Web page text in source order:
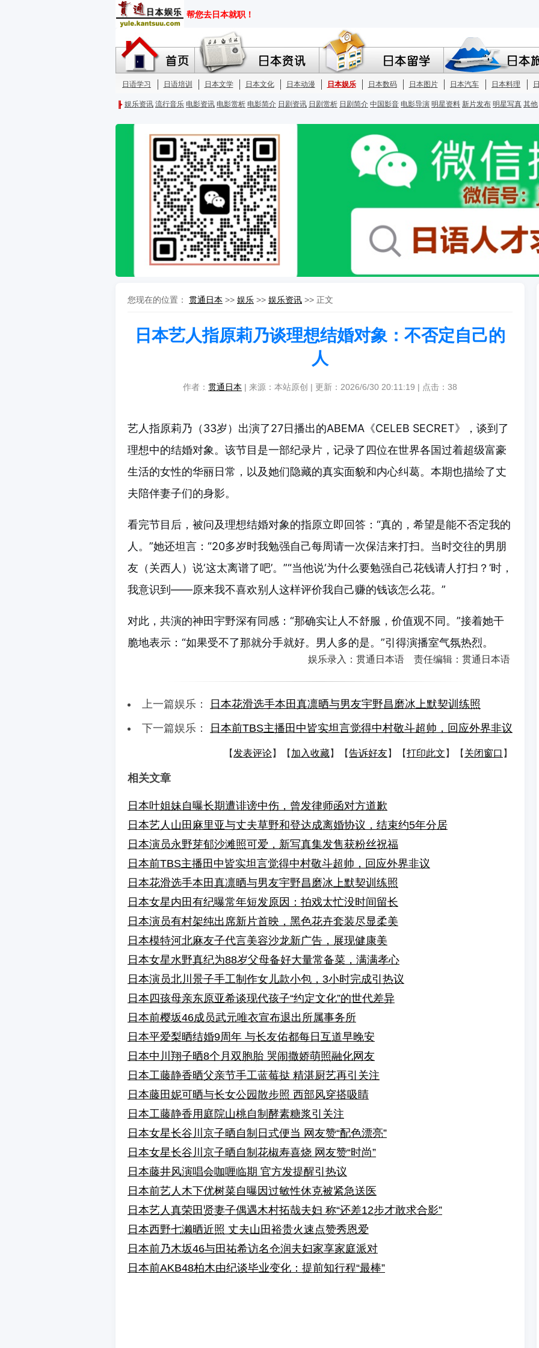
您现在的位置： 贯通日本 >> 娱乐 >> 娱乐资讯 >> 正文
日本艺人指原莉乃谈理想结婚对象：不否定自己的
人
作者： 贯通日本 | 来源：本站原创 | 更新：2026/6/30 20:11:19 | 点击： 38
艺人指原莉乃（33岁）出演了27日播出的ABEMA《CELEB SECRET》，谈到了
理想中的结婚对象。该节目是一部纪录片，记录了四位在世界各国过着超级富豪
生活的女性的华丽日常，以及她们隐藏的真实面貌和内心纠葛。本期也描绘了丈
夫陪伴妻子们的身影。
看完节目后，被问及理想结婚对象的指原立即回答：“真的，希望是能不否定我的
人。”她还坦言：“20多岁时我勉强自己每周请一次保洁来打扫。当时交往的男朋
友（关西人）说‘这太离谱了吧’。”“当他说‘为什么要勉强自己花钱请人打扫？’时，
我意识到——原来我不喜欢别人这样评价我自己赚的钱该怎么花。”
对此，共演的神田宇野深有同感：“那确实让人不舒服，价值观不同。”接着她干
脆地表示：“如果受不了那就分手就好。男人多的是。”引得演播室气氛热烈。
娱乐录入：贯通日本语 责任编辑：贯通日本语
上一篇娱乐：
日本花滑选手本田真凛晒与男友宇野昌磨冰上默契训练照
下一篇娱乐：
日本前TBS主播田中皆实坦言觉得中村敬斗超帅，回应外界非议
【 发表评论】【 加入收藏】【告诉好友】【打印此文 】【 关闭窗口 】
相关文章
日本叶姐妹自曝长期遭诽谤中伤，曾发律师函对方道歉
日本艺人山田麻里亚与丈夫草野和登达成离婚协议，结束约5年分居
日本演员永野芽郁沙滩照可爱，新写真集发售获粉丝祝福
日本前TBS主播田中皆实坦言觉得中村敬斗超帅，回应外界非议
日本花滑选手本田真凛晒与男友宇野昌磨冰上默契训练照
日本女星内田有纪曝常年短发原因：拍戏太忙没时间留长
日本演员有村架纯出席新片首映，黑色花卉套装尽显柔美
日本模特河北麻友子代言美容沙龙新广告，展现健康美
日本女星水野真纪为88岁父母备好大量常备菜，满满孝心
日本演员北川景子手工制作女儿款小包，3小时完成引热议
日本四孩母亲东原亚希谈现代孩子“约定文化”的世代差异
日本前樱坂46成员武元唯衣宣布退出所属事务所
日本平爱梨晒结婚9周年 与长友佑都每日互道早晚安
日本中川翔子晒8个月双胞胎 哭闹撒娇萌照融化网友
日本工藤静香晒父亲节手工蓝莓挞 精湛厨艺再引关注
日本藤田妮可晒与长女公园散步照 西部风穿搭吸睛
日本工藤静香用庭院山桃自制酵素糖浆引关注
日本女星长谷川京子晒自制日式便当 网友赞“配色漂亮”
日本女星长谷川京子晒自制花椒寿喜烧 网友赞“时尚”
日本藤井风演唱会咖喱临期 官方发提醒引热议
日本前艺人木下优树菜自曝因过敏性休克被紧急送医
日本艺人真荣田贤妻子偶遇木村拓哉夫妇 称“还差12步才敢求合影”
日本西野七濑晒近照 丈夫山田裕贵火速点赞秀恩爱
日本前乃木坂46与田祐希访名仓润夫妇家享家庭派对
日本前AKB48柏木由纪谈毕业变化：提前知行程“最棒”